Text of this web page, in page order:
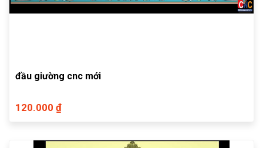
đầu giường cnc mới
120.000 ₫